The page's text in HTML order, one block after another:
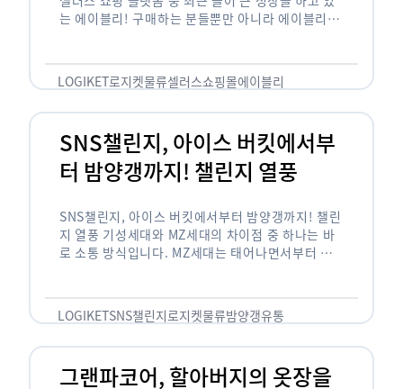
는 에이블리! 구매하는 분들뿐만 아니라 에이블리에
LOGIKET로지켓물류셀러스쇼핑몰에이블리
SNS챌린지, 아이스 버킷에서부
터 밤양갱까지! 챌린지 열풍
SNS챌린지, 아이스 버킷에서부터 밤양갱까지! 챌린
지 열풍 기성세대와 MZ세대의 차이점 중 하나는 바
로 소통 방식입니다. MZ세대는 태어나면서부터 디
도 능숙한 …
LOGIKETSNS챌린지로지켓물류밤양갱유통
그랜파코어, 할아버지의 옷장을